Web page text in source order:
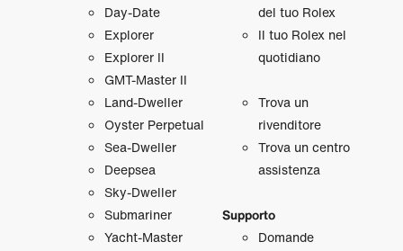
Day‑Date
Explorer
Explorer II
GMT‑Master II
Land‑Dweller
Oyster Perpetual
Sea‑Dweller
Deepsea
Sky‑Dweller
Submariner
Yacht‑Master
del tuo Rolex
Il tuo Rolex nel
quotidiano
Trova un
rivenditore
Trova un centro
assistenza
Supporto
Domande